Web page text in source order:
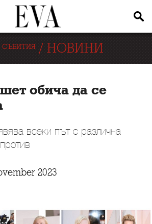
/ НОВИНИ
обича да се
всеки път с различна
2023